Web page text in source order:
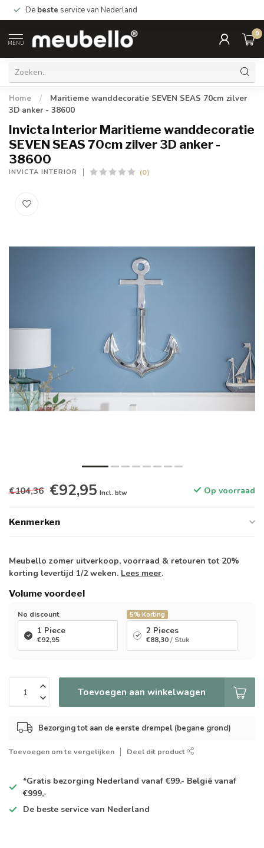
De beste service van Nederland
MENU
0
Home /
Maritieme wanddecoratie SEVEN SEAS 70cm zilver
3D anker - 38600
Invicta Interior Maritieme wanddecoratie
SEVEN SEAS 70cm zilver 3D anker -
38600
INVICTA INTERIOR (0)
€104,36 €92,95 Incl. btw Op voorraad
Kenmerken
Meubello zomer uitverkoop, voorraad & retouren tot 20%
korting levertijd 1/2 weken. Lees meer.
Volume voordeel
No discount
1 Piece
€92,95
5% Korting
2 Pieces
€88,30/ Stuk
Toevoegen aan winkelwagen
Bezorging tot aan de eerste drempel (begane grond)
Toevoegen om te vergelijken Deel dit product
*Gratis bezorging Nederland vanaf €99.- België vanaf
€999,-
De beste service van Nederland